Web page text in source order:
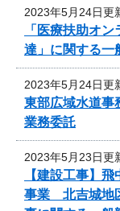
2023年5月24日更
「医療扶助オ
達」に関する一
2023年5月24日更
東部広域水道事
業務委託
2023年5月23日更
【建設工事】
事業 北吉城地